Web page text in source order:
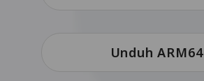
Unduh ARM64